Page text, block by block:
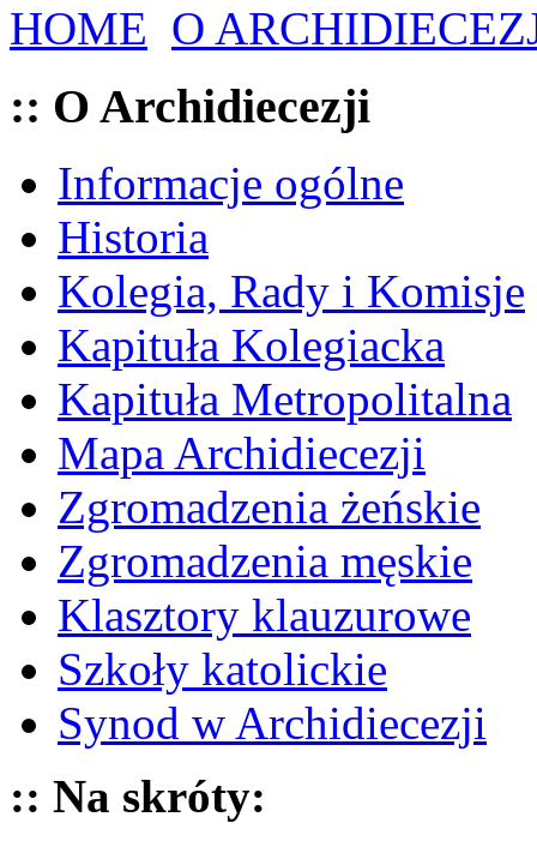
HOME O
:: O Archidiecezji
Informacje ogólne
Historia
Kolegia, Rady i Komisje
Kapituła Kolegiacka
Kapituła Metropolitalna
Mapa Archidiecezji
Zgromadzenia żeńskie
Zgromadzenia męskie
Klasztory klauzurowe
Szkoły katolickie
Synod w Archidiecezji
:: Na skróty: